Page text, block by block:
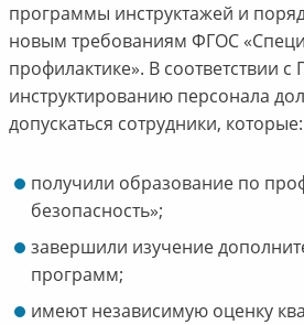
программы инструктажей и
новым требованиям ФГОС
профилактике». В соответствии
инструктированию персонала
допускаться сотрудники, которые:
получили образование по
безопасность»;
завершили изучение
программ;
имеют независимую оценку